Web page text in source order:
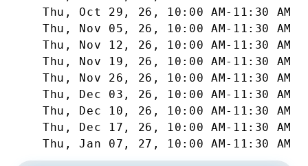
Thu, Oct 29, 26 , 10:00 AM- 11:30 AM
Thu, Nov 05, 26 , 10:00 AM- 11:30 AM
Thu, Nov 12, 26 , 10:00 AM- 11:30 AM
Thu, Nov 19, 26 , 10:00 AM- 11:30 AM
Thu, Nov 26, 26 , 10:00 AM- 11:30 AM
Thu, Dec 03, 26 , 10:00 AM- 11:30 AM
Thu, Dec 10, 26 , 10:00 AM- 11:30 AM
Thu, Dec 17, 26 , 10:00 AM- 11:30 AM
Thu, Jan 07, 27 , 10:00 AM- 11:30 AM